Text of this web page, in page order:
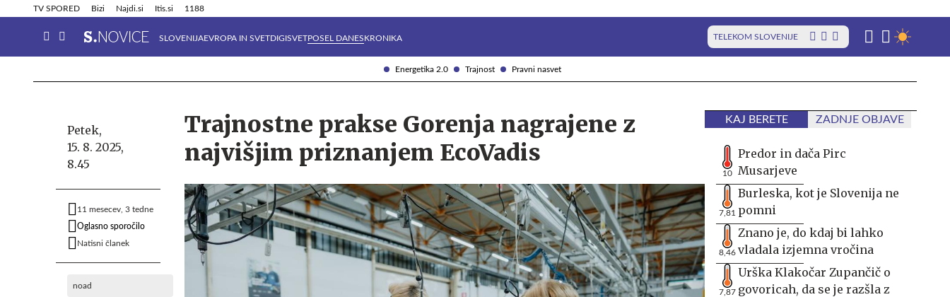
Energetika 2.0 Trajnost Pravni nasvet
TV SPORED Bizi Najdi.si Itis.si 1188
SLOVENIJAEVROPA IN SVETDIGISVETPOSEL DANESKRONIKA TELEKOM SLOVENIJE
Info in obvestila Tehnik
Petek,
15. 8. 2025,
8.45
11 mesecev, 3 tedne
Oglasno sporočilo
Natisni članek
noad
Trajnostne prakse Gorenja nagrajene z
najvišjim priznanjem EcoVadis
KAJ BERETE ZADNJE OBJAVE
10
Predor in dača Pirc
Musarjeve
7,81
Burleska, kot je Slovenija ne
pomni
8,46
Znano je, do kdaj bi lahko
vladala izjemna vročina
7,87
Urška Klakočar Zupančič o
govoricah, da se je razšla z